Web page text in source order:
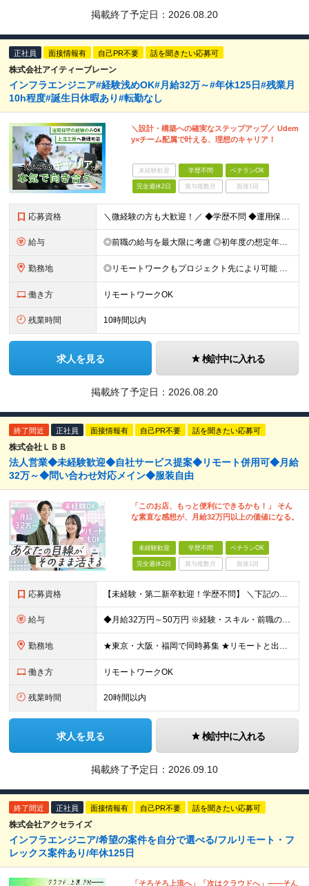
掲載終了予定日： 2026.08.20
正社員 面接情報有 自己PR不要 話を聞きたい応募可
株式会社アイティーブレーン
インフラエンジニア#経験浅めOK#月給32万～#年休125日#残業月
10h程度#誕生日休暇あり#転勤なし
＼設計・構築への確実なステップアップ／ Udem
y×チーム配属で叶える、理想のキャリア！
未経験歓迎 学歴不問 ベテランOK
完全週休2日 賞与複数月 面接1回
応募資格 ＼微経験の方も大歓迎！／ ◆学歴不問 ◆運用保守経験のある方（実務経験2〜3年程度／ネットワーク・サーバ等領域は不問です） ≪こんな方にピッタリ≫ ●今の環境では構築に挑戦できない方 ●サポート充実
給与 ◎前職の給与を最大限に考慮 ◎初年度の想定年収：400万円～！500万円スタートも可 ■月給32万～40万円＋賞与＋交通費全額支給 ※経験・スキルを考慮の上、決定します ※試用期間6ヶ月間あり（期
勤務地 ◎リモートワークもプロジェクト先により可能 ◎転居を伴う転勤なし 本社もしくはプロジェクト先にて勤務となります。 ※プロジェクト先は9割が東京23区内 ※その他東京市内や神奈川エリアで勤務いただく
働き方 リモートワークOK
残業時間 10時間以内
求人を見る 検討中に入れる
掲載終了予定日： 2026.08.20
終了間近 正社員 面接情報有 自己PR不要 話を聞きたい応募可
株式会社ＬＢＢ
法人営業◆未経験歓迎◆自社サービス提案◆リモート併用可◆月給
32万～◆問い合わせ対応メイン◆服装自由
「このお店、もっと便利にできるかも！」 そん
な素直な感想が、月給32万円以上の価値になる。
未経験歓迎 学歴不問 ベテランOK
完全週休2日 賞与複数月 面接1回
応募資格 【未経験・第二新卒歓迎！学歴不問】 ＼下記のスキルを活かせます／ ●お客様のニーズをくみ取り、コミュニケーションが取れる方 ●相手の立場に立って物事を考えられる方 ＼こんな方にピッタリ！／ □お客
給与 ◆月給32万円～50万円 ※経験・スキル・前職の給与を考慮の上、当社規定により決定いたします ※上記月給には固定残業代（月40時間分／59,600円～）が含まれます。超過分は全額支給いたします ※試用
勤務地 ★東京・大阪・福岡で同時募集 ★リモートと出社のハイブリッドワークも可！ 大阪本社、東京拠点、福岡拠点のいずれかへ配属となります。 希望を考慮して決定します。 【大阪本社】 大阪府大阪市中央区上本
働き方 リモートワークOK
残業時間 20時間以内
求人を見る 検討中に入れる
掲載終了予定日： 2026.09.10
終了間近 正社員 面接情報有 自己PR不要 話を聞きたい応募可
株式会社アクセライズ
インフラエンジニア/希望の案件を自分で選べる/フルリモート・フ
レックス案件あり/年休125日
「そろそろ上流へ」「次はクラウドへ」――そん